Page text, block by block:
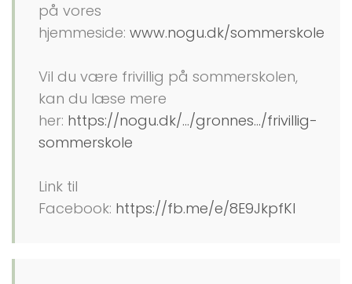
på vores
hjemmeside: www.nogu.dk/sommerskole
Vil du være frivillig på sommerskolen,
kan du læse mere
her: https://nogu.dk/.../gronnes.../frivillig-
sommerskole
Link til
Facebook: https://fb.me/e/8E9JkpfKl